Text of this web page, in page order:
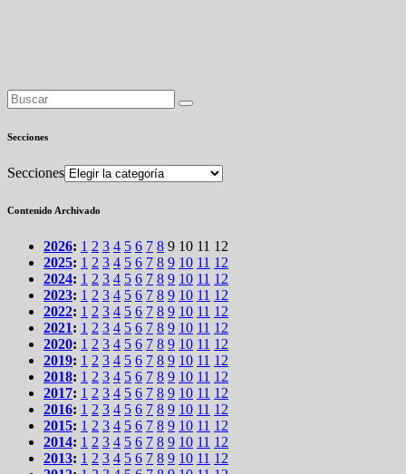
Secciones
Secciones
Contenido Archivado
2026: 1 2 3 4 5 6 7 8 9 10 11 12
2025: 1 2 3 4 5 6 7 8 9 10 11 12
2024: 1 2 3 4 5 6 7 8 9 10 11 12
2023: 1 2 3 4 5 6 7 8 9 10 11 12
2022: 1 2 3 4 5 6 7 8 9 10 11 12
2021: 1 2 3 4 5 6 7 8 9 10 11 12
2020: 1 2 3 4 5 6 7 8 9 10 11 12
2019: 1 2 3 4 5 6 7 8 9 10 11 12
2018: 1 2 3 4 5 6 7 8 9 10 11 12
2017: 1 2 3 4 5 6 7 8 9 10 11 12
2016: 1 2 3 4 5 6 7 8 9 10 11 12
2015: 1 2 3 4 5 6 7 8 9 10 11 12
2014: 1 2 3 4 5 6 7 8 9 10 11 12
2013: 1 2 3 4 5 6 7 8 9 10 11 12